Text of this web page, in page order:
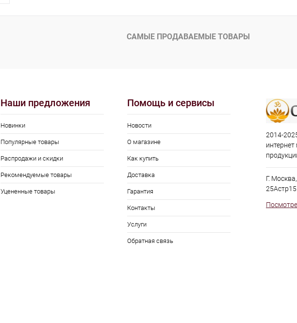
САМЫЕ ПРОДАВАЕМЫЕ ТОВАРЫ
Наши предложения
Новинки
Популярные товары
Распродажи и скидки
Рекомендуемые товары
Уцененные товары
Помощь и сервисы
Новости
О магазине
Как купить
Доставка
Гарантия
Контакты
Услуги
Обратная связь
2014-
Г.
25Астр15